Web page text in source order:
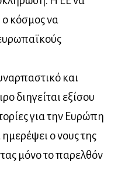
ο κόσμος να
και
διηγείται εξίσου
για την Ευρώπη
ο νους της
μόνο το παρελθόν